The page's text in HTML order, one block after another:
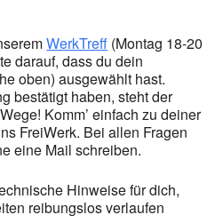
WerkTreff (Montag 18-20
darauf, dass du dein
oben) ausgewählt hast.
bestätigt haben, steht der
Komm’ einfach zu deiner
FreiWerk. Bei allen Fragen
eine Mail schreiben.
Hinweise für dich,
reibungslos verlaufen